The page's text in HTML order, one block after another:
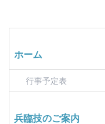
ホーム
行事予定表
兵臨技のご案内